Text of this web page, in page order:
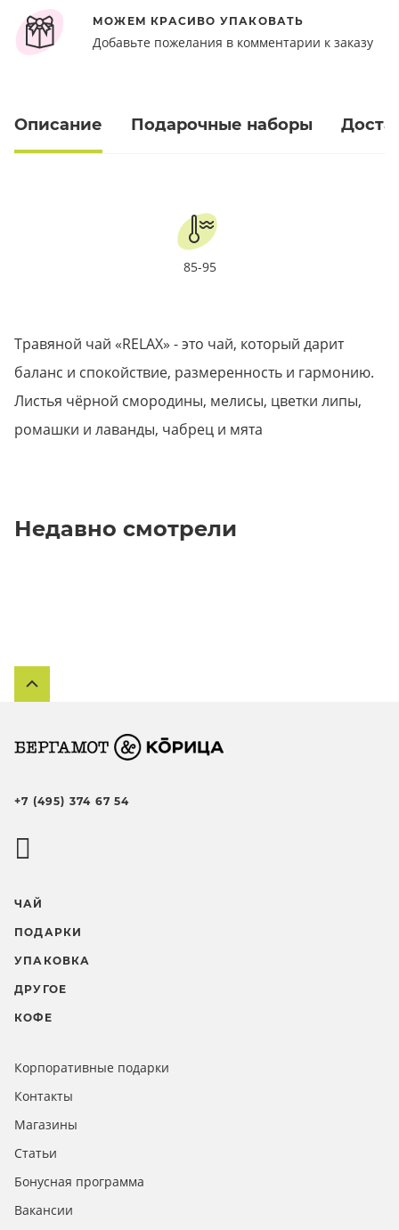
МОЖЕМ КРАСИВО УПАКОВАТЬ
Добавьте пожелания в комментарии к заказу
Описание Подарочные наборы
85-95
Травяной чай «RELAX» - это чай, который дарит
баланс и спокойствие, размеренность и гармонию.
Листья чёрной смородины, мелисы, цветки липы,
ромашки и лаванды, чабрец и мята
Недавно смотрели
+7 (495) 374 67 54
ЧАЙ
ПОДАРКИ
УПАКОВКА
ДРУГОЕ
КОФЕ
Корпоративные подарки
Контакты
Магазины
Статьи
Бонусная программа
Вакансии